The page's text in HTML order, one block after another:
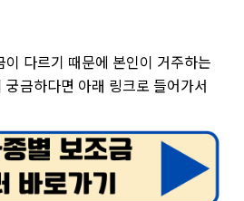
다르기 때문에 본인이 거주하는
금하다면 아래 링크로 들어가서